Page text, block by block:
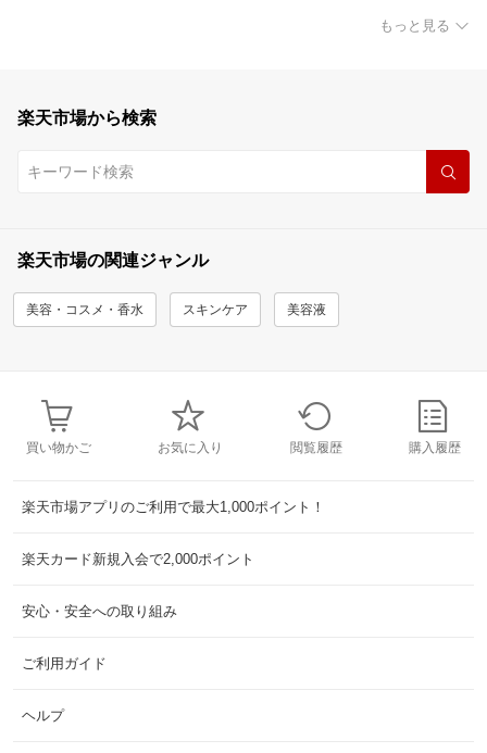
もっと見る
楽天市場から検索
楽天市場の関連ジャンル
美容・コスメ・香水 スキンケア 美容液
買い物かご お気に入り 閲覧履歴 購入履歴
楽天市場アプリのご利用で最大1,000ポイント！
楽天カード新規入会で2,000ポイント
安心・安全への取り組み
ご利用ガイド
ヘルプ